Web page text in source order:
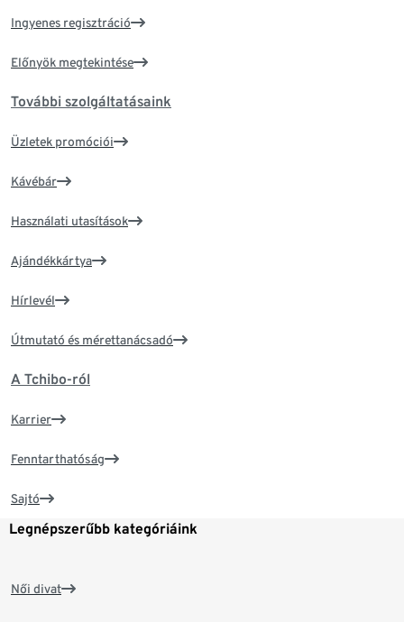
Ingyenes regisztráció
Előnyök megtekintése
További szolgáltatásaink
Üzletek promóciói
Kávébár
Használati utasítások
Ajándékkártya
Hírlevél
Útmutató és mérettanácsadó
A Tchibo-ról
Karrier
Fenntarthatóság
Sajtó
Legnépszerűbb kategóriáink
Női divat